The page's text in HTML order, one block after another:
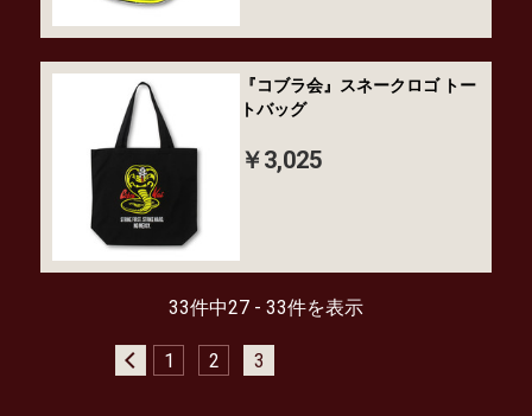
『コブラ会』スネークロゴ トー
トバッグ
￥3,025
33件中27 - 33件を表示
1 2 3